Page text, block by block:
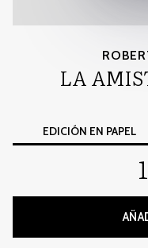
LA
EDICIÓN EN PAPEL